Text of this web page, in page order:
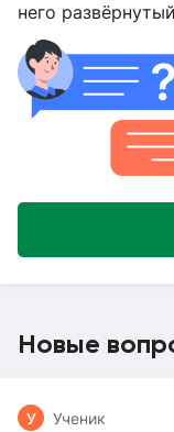
него
Новые
У Ученик